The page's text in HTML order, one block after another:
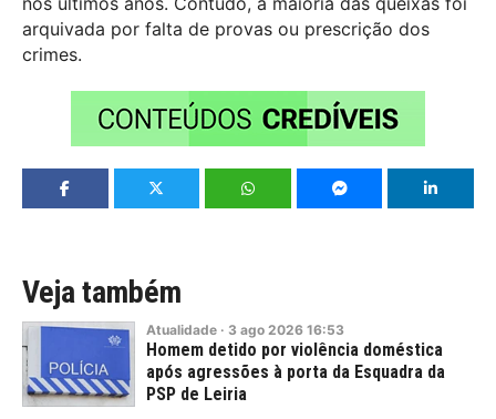
arquivada por falta de provas ou prescrição dos
crimes.
Veja também
Atualidade · 3 ago 2026 16:53
Homem detido por violência doméstica
após agressões à porta da Esquadra da
PSP de Leiria